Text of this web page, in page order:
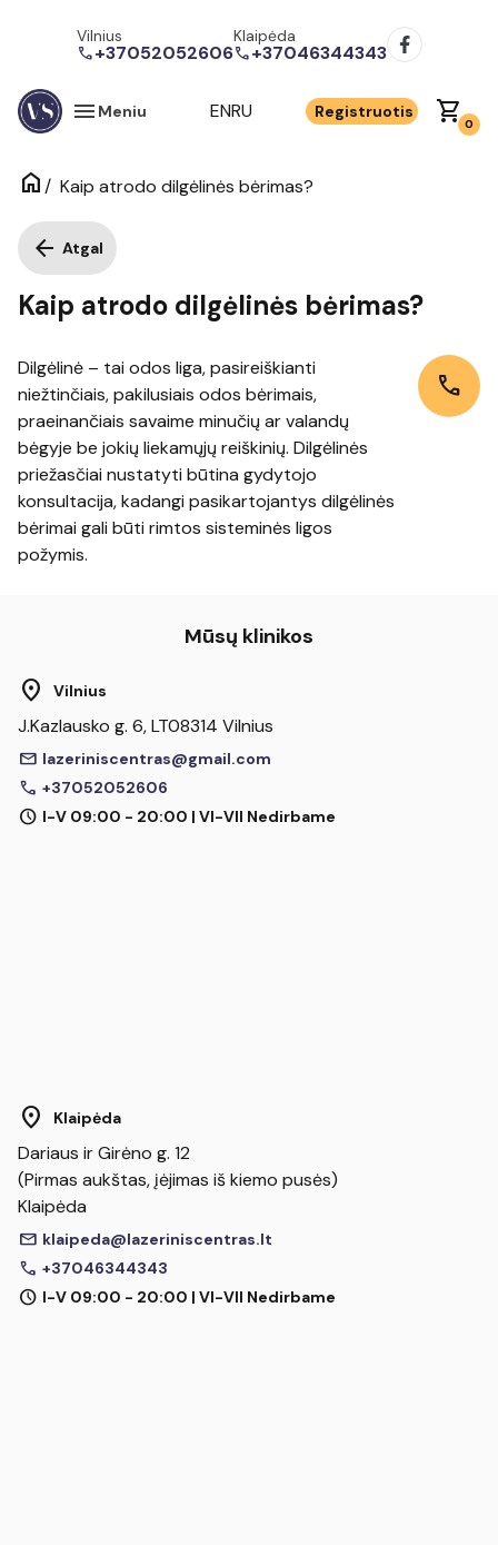
Vilnius
call+37052052606
Klaipėda
call+37046344343
menu Meniu ENRU Registruotis shopping_cart0
home/ Kaip atrodo dilgėlinės bėrimas?
arrow_back Atgal
Kaip atrodo dilgėlinės bėrimas?
Dilgėlinė – tai odos liga, pasireiškianti
niežtinčiais, pakilusiais odos bėrimais,
praeinančiais savaime minučių ar valandų
bėgyje be jokių liekamųjų reiškinių. Dilgėlinės
priežasčiai nustatyti būtina gydytojo
konsultacija, kadangi pasikartojantys dilgėlinės
bėrimai gali būti rimtos sisteminės ligos
požymis.
call
Mūsų klinikos
location_on Vilnius
J.Kazlausko g. 6, LT08314 Vilnius
mail lazeriniscentras@gmail.com
call +37052052606
schedule I-V 09:00 - 20:00 | VI-VII Nedirbame
location_on Klaipėda
Dariaus ir Girėno g. 12
(Pirmas aukštas, įėjimas iš kiemo pusės)
Klaipėda
mail klaipeda@lazeriniscentras.lt
call +37046344343
schedule I-V 09:00 - 20:00 | VI-VII Nedirbame